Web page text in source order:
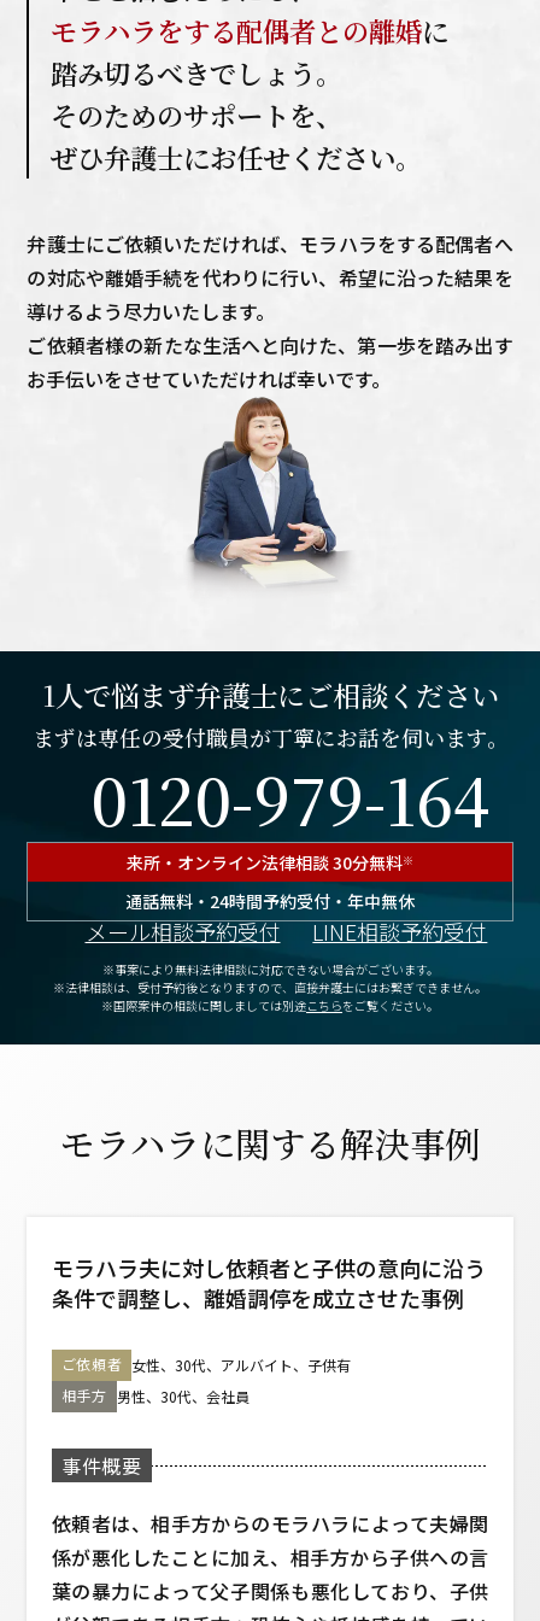
モラハラをする配偶者との離婚に
踏み切るべきでしょう。
そのためのサポートを、
ぜひ弁護士にお任せください。
弁護士にご依頼いただければ、モラハラをする配偶者へ
の対応や離婚手続を代わりに行い、希望に沿った結果を
導けるよう尽力いたします。
ご依頼者様の新たな生活へと向けた、第一歩を踏み出す
お手伝いをさせていただければ幸いです。
1人で悩まず弁護士にご相談ください
まずは専任の受付職員が丁寧にお話を伺います。
0120-979-164
来所・オンライン法律相談 30分無料※
通話無料・24時間予約受付・年中無休
メール相談予約受付 LINE相談予約受付
※事案により無料法律相談に対応できない場合がございます。
※法律相談は、受付予約後となりますので、 直接弁護士にはお繋ぎできません。
※国際案件の相談に関しましては別途こちらをご覧ください。
モラハラに関する解決事例
モラハラ夫に対し依頼者と子供の意向に沿う
条件で調整し、 離婚調停を成立させた事例
ご依頼者 女性、30代、アルバイト、子供有
相手方 男性、30代、会社員
事件概要
依頼者は、相手方からのモラハラによって夫婦関
係が悪化したことに加え、相手方から子供への言
葉の暴力によって父子関係も悪化しており、子供